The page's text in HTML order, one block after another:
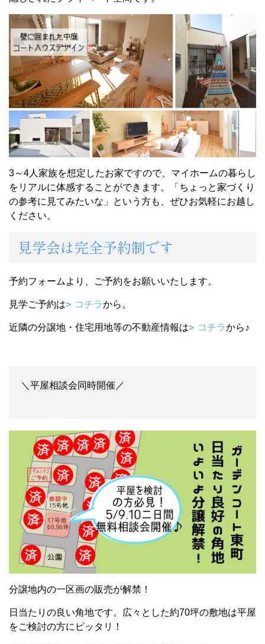
3～4人家族を想定したお家ですので、マイホームの暮らし
をリアルに体感することができます。「ちょっと家づくり
の参考に見てみたいな」という方も、ぜひお気軽にお越し
ください。
見学会は完全予約制です
予約フォームより、ご予約をお願いいたします。
見学ご予約は コチラから。
近隣の分譲地・住宅用地等の不動産情報は コチラから♪
＼平屋相談会同時開催／
分譲地内の一区画の販売が解禁！
日当たりの良い角地です。広々とした約70坪の敷地は平屋
をご検討の方にピッタリ！